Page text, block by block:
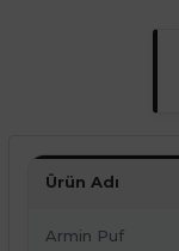
Ürün Adı
Armin Puf